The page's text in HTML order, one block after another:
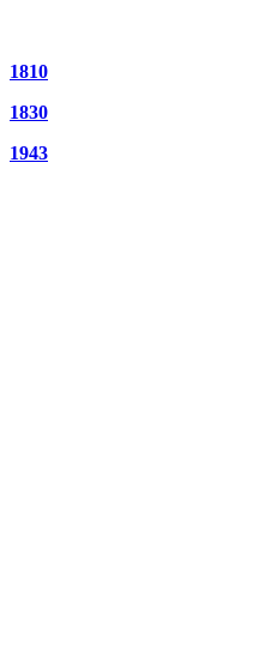
1810
1830
1943